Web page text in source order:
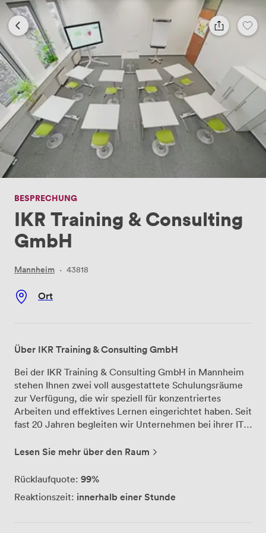
BESPRECHUNG
IKR Training & Consulting
GmbH
Mannheim · 43818
Ort
Über IKR Training & Consulting GmbH
Bei der IKR Training & Consulting GmbH in Mannheim
stehen Ihnen zwei voll ausgestattete Schulungsräume
zur Verfügung, die wir speziell für konzentriertes
Arbeiten und effektives Lernen eingerichtet haben. Seit
fast 20 Jahren begleiten wir Unternehmen bei ihrer IT-
entwickelt, was Teilnehmer wirklich brauchen. Unsere
richtige Größe, damit jeder aktiv teilnehmen kann und
Ausstattung passen wir ganz nach Ihren Wünschen an:
Lesen Sie mehr über den Raum
Rücklaufquote: 99%
Reaktionszeit: innerhalb einer Stunde